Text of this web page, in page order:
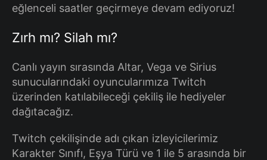
eğlenceli saatler geçirmeye devam ediyoruz!
Zırh mı? Silah mı?
Canlı yayın sırasında Altar, Vega ve Sirius
sunucularındaki oyuncularımıza Twitch
üzerinden katılabileceği çekiliş ile hediyeler
dağıtacağız.
Twitch çekilişinde adı çıkan izleyicilerimiz
Karakter Sınıfı, Eşya Türü ve 1 ile 5 arasında bir